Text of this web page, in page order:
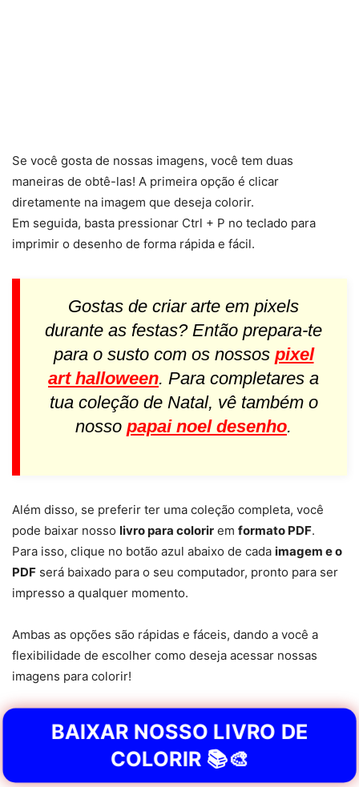
Se você gosta de nossas imagens, você tem duas
maneiras de obtê-las! A primeira opção é clicar
diretamente na imagem que deseja colorir.
Em seguida, basta pressionar Ctrl + P no teclado para
imprimir o desenho de forma rápida e fácil.
Gostas de criar arte em pixels
durante as festas? Então prepara-te
para o susto com os nossos pixel
art halloween. Para completares a
tua coleção de Natal, vê também o
nosso papai noel desenho.
Além disso, se preferir ter uma coleção completa, você
pode baixar nosso livro para colorir em formato PDF.
Para isso, clique no botão azul abaixo de cada imagem e o
PDF será baixado para o seu computador, pronto para ser
impresso a qualquer momento.
Ambas as opções são rápidas e fáceis, dando a você a
flexibilidade de escolher como deseja acessar nossas
imagens para colorir!
BAIXAR NOSSO LIVRO DE
COLORIR 📚🎨